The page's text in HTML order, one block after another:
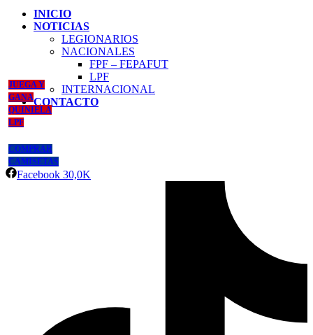
INICIO
NOTICIAS
LEGIONARIOS
NACIONALES
FPF – FEPAFUT
LPF
INTERNACIONAL
CONTACTO
JUEGA Y
GANA
QUINIELA
LPF
COMPRAR
CAMISETAS
Facebook 30,0K